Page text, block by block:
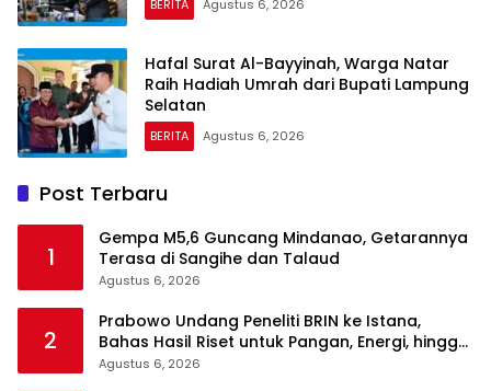
BERITA Agustus 6, 2026
Hafal Surat Al-Bayyinah, Warga Natar
Raih Hadiah Umrah dari Bupati Lampung
Selatan
BERITA Agustus 6, 2026
Post Terbaru
1
Gempa M5,6 Guncang Mindanao, Getarannya
Terasa di Sangihe dan Talaud
Agustus 6, 2026
2
Prabowo Undang Peneliti BRIN ke Istana,
Bahas Hasil Riset untuk Pangan, Energi, hingga
Sampah
Agustus 6, 2026